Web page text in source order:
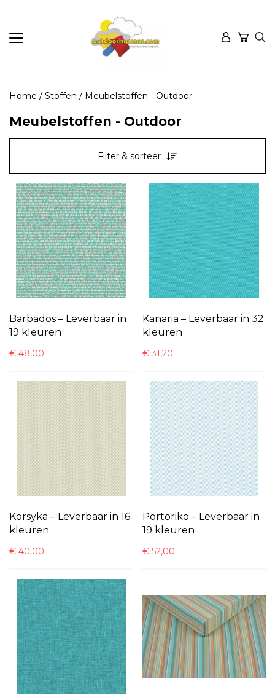
Home / Stoffen / Meubelstoffen - Outdoor
Meubelstoffen - Outdoor
Filter & sorteer
Barbados – Leverbaar in
19 kleuren
€ 48,00
Kanaria – Leverbaar in 32
kleuren
€31,20
Korsyka – Leverbaar in 16
kleuren
€ 40,00
Portoriko – Leverbaar in
19 kleuren
€52,00